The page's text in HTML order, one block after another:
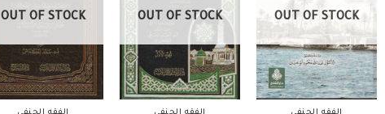
OUT OF STOCK OUT OF STOCK OUT OF STOCK